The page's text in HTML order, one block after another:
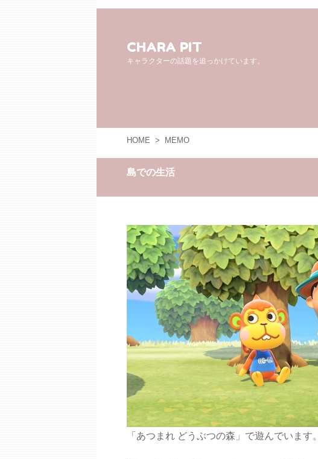
CHARA PIT
キャラクターの話題を追っかけています。
HOME > MEMO
島での生活
「あつまれ どうぶつの森」で遊んでいます。